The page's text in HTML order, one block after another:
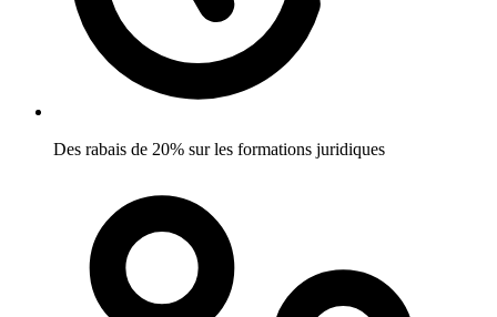
Des rabais de 20% sur les formations juridiques